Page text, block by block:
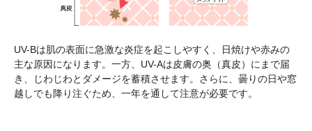
UV-Bは肌の表面に急激な炎症を起こしやすく、日焼けや赤みの
主な原因になります。一方、UV-Aは皮膚の奥（真皮）にまで届
き、じわじわとダメージを蓄積させます。さらに、曇りの日や窓
越しでも降り注ぐため、一年を通して注意が必要です。